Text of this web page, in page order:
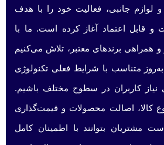
لوازم جانبی، فعالیت خود را با هدف
و قابل اعتماد آغاز کرده است. ما با
و همراهی برندهای معتبر، تلاش می‌کنیم
متناسب با شرایط فعلی تکنولوژی
نیاز کاربران در سطوح مختلف باشیم.
کالا، اصالت محصولات و قیمت‌گذاری
مشتریان بتوانند با اطمینان کامل